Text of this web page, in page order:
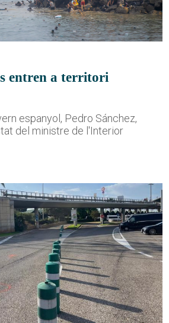
entren a territori
espanyol, Pedro Sánchez,
del ministre de l'Interior